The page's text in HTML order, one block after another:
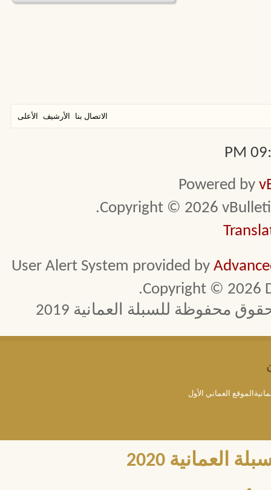
الاتصال بنا الأرشيف الأعلى
Powered by
Copyright © 2026
User Alert System provided by
Copyright © 2026
محفوظة للسبلة العمانية 2019
العماني الأول
2020